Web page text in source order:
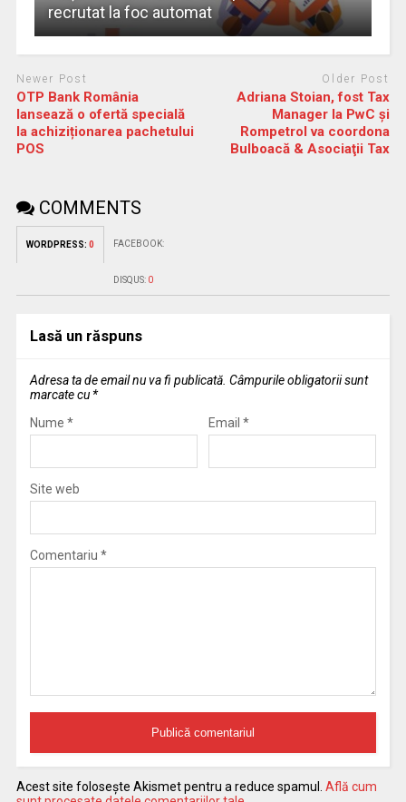
recrutat la foc automat
Newer Post
OTP Bank România
lansează o ofertă specială
la achiziționarea pachetului
POS
Older Post
Adriana Stoian, fost Tax
Manager la PwC şi
Rompetrol va coordona
Bulboacă & Asociaţii Tax
COMMENTS
WORDPRESS: 0 FACEBOOK:
DISQUS: 0
Lasă un răspuns
Adresa ta de email nu va fi publicată. Câmpurile obligatorii sunt
marcate cu *
Nume * Email *
Site web
Comentariu *
Acest site folosește Akismet pentru a reduce spamul. Află cum